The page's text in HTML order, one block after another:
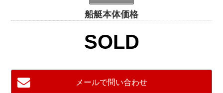
船艇本体価格
SOLD
メールで問い合わせ